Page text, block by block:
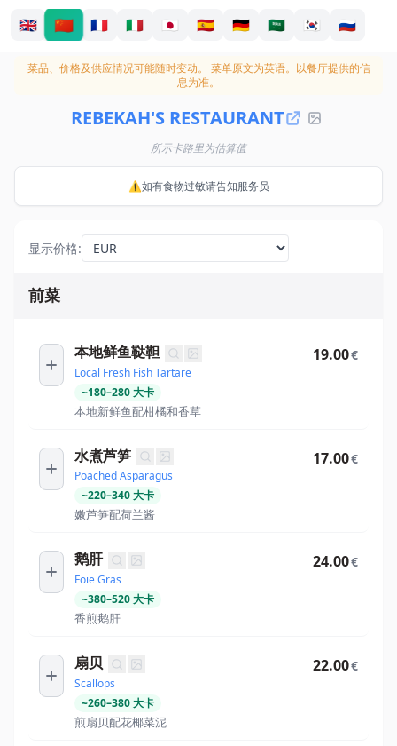
🇬🇧 🇨🇳 🇫🇷 🇮🇹 🇯🇵 🇪🇸 🇩🇪 🇸🇦 🇰🇷 🇷🇺
菜品、价格及供应情况可能随时变动。
菜单原文为英语。以餐厅提供的信
息为准。
REBEKAH'S RESTAURANT
所示卡路里为估算值
⚠️如有食物过敏请告知服务员
显示价格:
前菜
本地鲜鱼鞑靼
Local Fresh Fish Tartare
~180–280大卡
本地新鲜鱼配柑橘和香草
19.00€
水煮芦笋
Poached Asparagus
~220–340大卡
嫩芦笋配荷兰酱
17.00€
鹅肝
Foie Gras
~380–520大卡
香煎鹅肝
24.00€
扇贝
Scallops
~260–380大卡
煎扇贝配花椰菜泥
22.00€